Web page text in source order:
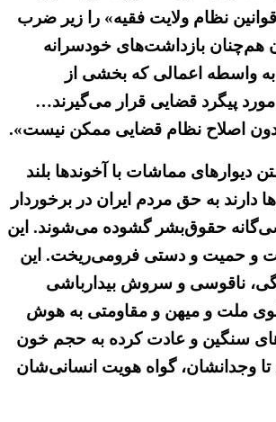
نظام ولایت فقیه» را زیر ضرب
هم‌چنان بازداشت‌های خودسرانه
به واسطه اعمالی که بخشی از
پیگرد قضایی قرار می‌گیرند…
اصلاح نظام قضایی ممکن نیست».
مماشات با آخوندها بلند
به حق مردم ایران در برخوردار
حقوق‌بشر گشوده می‌شوند. این
همت و حمیت و دستی فرومی‌ریخت. این
ناقوسی و سروش بیدارباشی
ملت و میهن و مقاومتی به هوش
سنگین و عادت کرده به حجم خون
تا وجدانشان، گواه هویت انسانی‌شان